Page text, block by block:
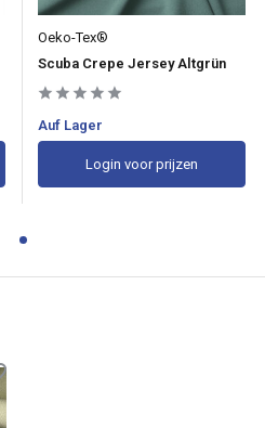
Oeko-Tex®
Scuba Crepe Jersey Altgrün
Auf Lager
Login voor prijzen